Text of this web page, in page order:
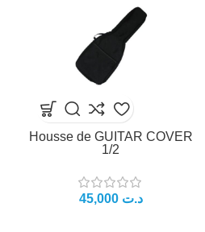
Housse de GUITAR COVER
1/2
د.ت